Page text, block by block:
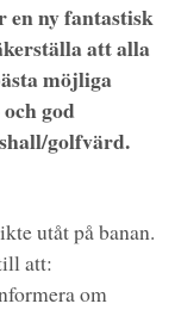
ny fantastisk
att alla
möjliga
god
golfvärd.
utåt på banan.
att:
om